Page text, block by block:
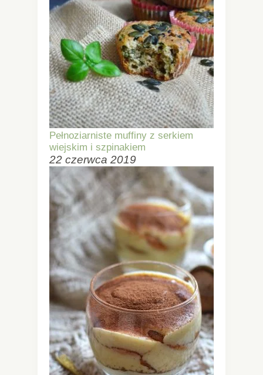
Pełnoziarniste muffiny z serkiem
wiejskim i szpinakiem
22 czerwca 2019